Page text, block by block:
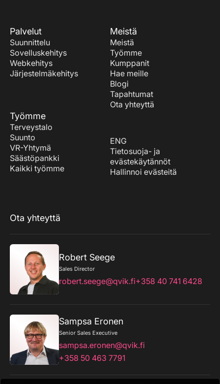
Palvelut
Suunnittelu
Sovelluskehitys
Webkehitys
Järjestelmäkehitys
Meistä
Meistä
Työmme
Kumppanit
Hae meille
Blogi
Tapahtumat
Ota yhteyttä
Työmme
Terveystalo
Suunto
VR-Yhtymä
Säästöpankki
Kaikki työmme
ENG
Tietosuoja- ja
evästekäytännöt
Hallinnoi evästeitä
Ota yhteyttä
Robert Seege
Sales Director
robert.seege@qvik.fi+358 40 741 6428
Sampsa Eronen
Senior Sales Executive
sampsa.eronen@qvik.fi
+358 50 463 7791